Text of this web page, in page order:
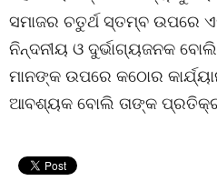
ସମାଜର ଚତୁର୍ଥ ସ୍ତମ୍ବ
ନିନ୍ଦନୀୟ ଓ ଦୁର୍ଭାଗ୍ୟଜନକ
ମାନଙ୍କ ଉପରେ କଠୋର
ଆବଶ୍ୟକ ବୋଲି ତାଙ୍କ